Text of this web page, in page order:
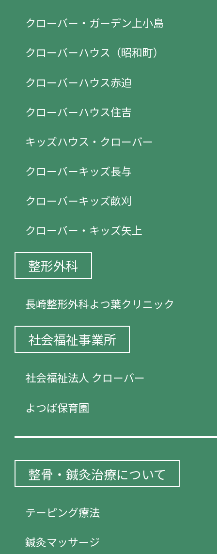
クローバー・ガーデン上小島
クローバーハウス（昭和町）
クローバーハウス赤迫
クローバーハウス住吉
キッズハウス・クローバー
クローバーキッズ長与
クローバーキッズ畝刈
クローバー・キッズ矢上
整形外科
長崎整形外科よつ葉クリニック
社会福祉事業所
社会福祉法人 クローバー
よつば保育園
整骨・鍼灸治療について
テーピング療法
鍼灸マッサージ